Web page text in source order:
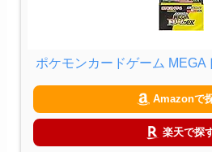
ポケモンカードゲーム MEGA
Amazonで
楽天で探